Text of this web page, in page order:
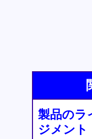
製品のラ
ジメント